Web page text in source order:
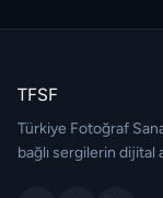
TFSF
Türkiye Fotoğraf
bağlı sergilerin dijital